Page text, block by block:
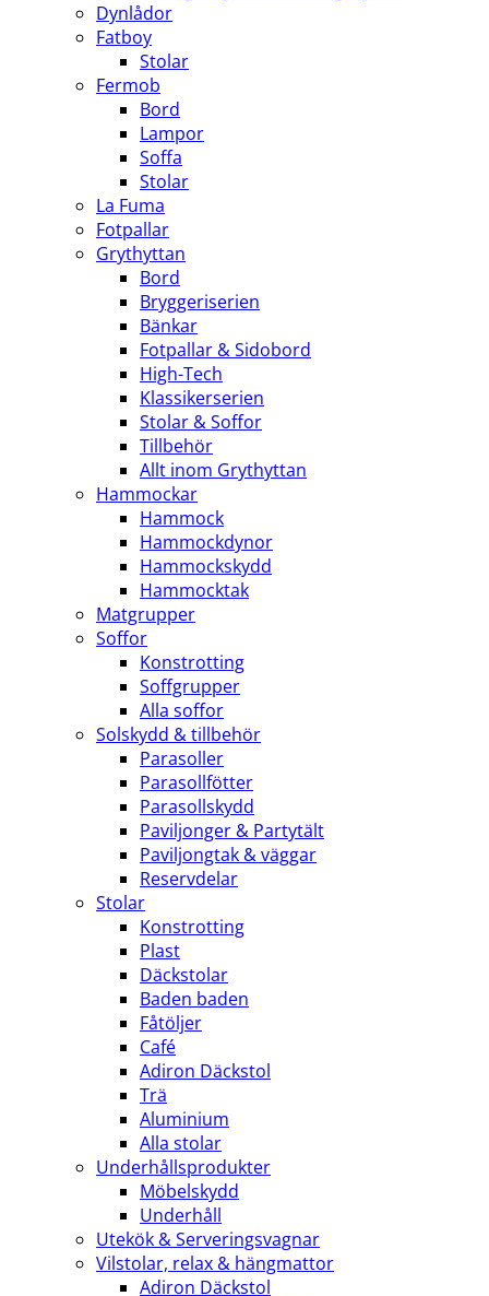
Dynlådor
Fatboy
Stolar
Fermob
Bord
Lampor
Soffa
Stolar
La Fuma
Fotpallar
Grythyttan
Bord
Bryggeriserien
Bänkar
Fotpallar & Sidobord
High-Tech
Klassikerserien
Stolar & Soffor
Tillbehör
Allt inom Grythyttan
Hammockar
Hammock
Hammockdynor
Hammockskydd
Hammocktak
Matgrupper
Soffor
Konstrotting
Soffgrupper
Alla soffor
Solskydd & tillbehör
Parasoller
Parasollfötter
Parasollskydd
Paviljonger & Partytält
Paviljongtak & väggar
Reservdelar
Stolar
Konstrotting
Plast
Däckstolar
Baden baden
Fåtöljer
Café
Adiron Däckstol
Trä
Aluminium
Alla stolar
Underhållsprodukter
Möbelskydd
Underhåll
Utekök & Serveringsvagnar
Vilstolar, relax & hängmattor
Adiron Däckstol